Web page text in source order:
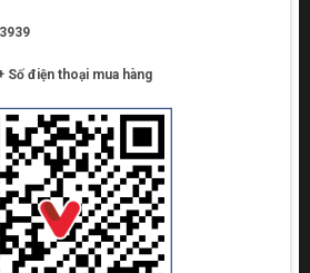
Số điện thoại mua hàng